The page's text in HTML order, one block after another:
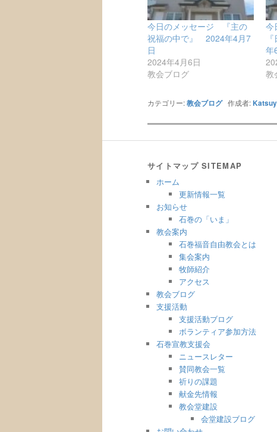
今日のメッセージ 『主の
祝福の中で』 2024年4月7
日
2024年4月6日
教会ブログ
今
年
教
カテゴリー:教会ブログ作成者:
サイトマップ SITEMAP
ホーム
更新情報一覧
お知らせ
石巻の「いま」
教会案内
石巻福音自由教会とは
集会案内
牧師紹介
アクセス
教会ブログ
支援活動
支援活動ブログ
ボランティア参加方法
石巻宣教支援会
ニュースレター
賛同教会一覧
祈りの課題
献金先情報
教会堂建設
会堂建設ブログ